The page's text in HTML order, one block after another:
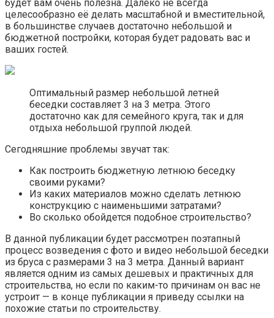
будет вам очень полезна. Далеко не всегда
целесообразно её делать масштабной и вместительной,
в большинстве случаев достаточно небольшой и
бюджетной постройки, которая будет радовать вас и
ваших гостей.
Оптимальный размер небольшой летней
беседки составляет 3 на 3 метра. Этого
достаточно как для семейного круга, так и для
отдыха небольшой группой людей.
Сегодняшние проблемы звучат так:
Как построить бюджетную летнюю беседку
своими руками?
Из каких материалов можно сделать летнюю
конструкцию с наименьшими затратами?
Во сколько обойдется подобное строительство?
В данной публикации будет рассмотрен поэтапный
процесс возведения с фото и видео небольшой беседки
из бруса с размерами 3 на 3 метра. Данный вариант
является одним из самых дешевых и практичных для
строительства, но если по каким-то причинам он вас не
устроит — в конце публикации я приведу ссылки на
похожие статьи по строительству.